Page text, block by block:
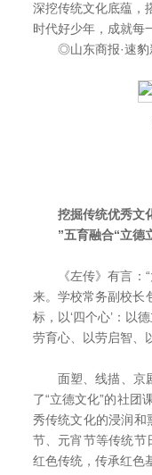
深挖传统文化底蕴，
时代好少年，成就每
◎山东商报·速豹
挖掘传统优秀文
”五育融合“立德
《左传》有言：“
来。学校常务副校长
标，以‘四个心’：以
劳育心、以劳启智、
面塑、线描、京剧
了“立德文化”的社团
秀传统文化的浸润和
节、元宵节等传统节
红色传统，传承红色